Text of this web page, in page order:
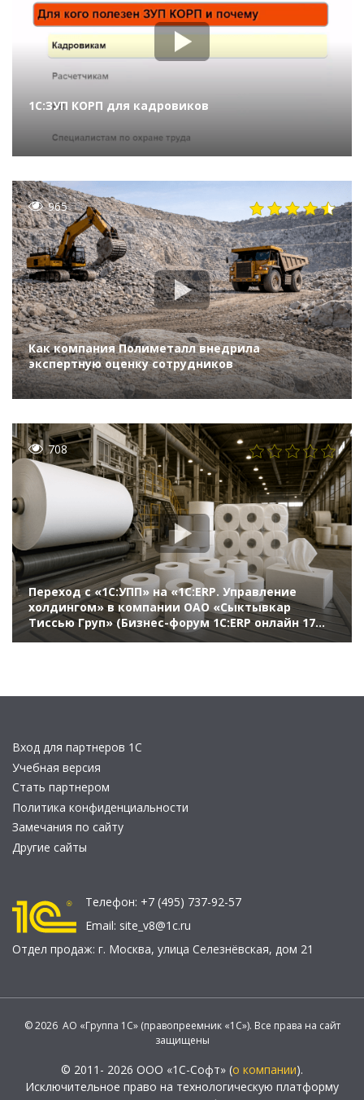
1С:ЗУП КОРП для кадровиков
965
Как компания Полиметалл внедрила
экспертную оценку сотрудников
708
Переход с «1С:УПП» на «1С:ERP. Управление
холдингом» в компании ОАО «Сыктывкар
Тиссью Груп» (Бизнес-форум 1С:ERP онлайн 17
ноября 2021 г., Дерябин Алексей, ОАО
Вход для партнеров 1С
Учебная версия
Стать партнером
Политика конфиденциальности
Замечания по сайту
Другие сайты
Телефон: +7 (495) 737-92-57
Email: site_v8@1c.ru
Отдел продаж: г. Москва, улица Селезнёвская, дом 21
© 2026 АО «Группа 1С» (правопреемник «1С»). Все права на сайт
защищены
© 2011- 2026 ООО «1С-Софт» (о компании).
Исключительное право на технологическую платформу